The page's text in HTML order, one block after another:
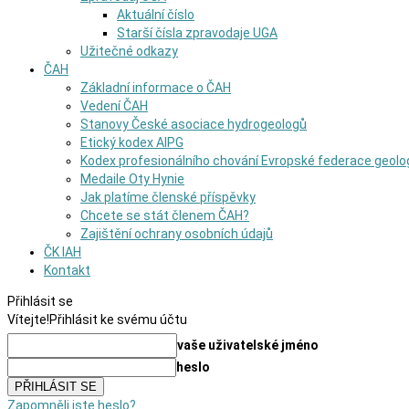
Aktuální číslo
Starší čísla zpravodaje UGA
Užitečné odkazy
ČAH
Základní informace o ČAH
Vedení ČAH
Stanovy České asociace hydrogeologů
Etický kodex AIPG
Kodex profesionálního chování Evropské federace
Medaile Oty Hynie
Jak platíme členské příspěvky
Chcete se stát členem ČAH?
Zajištění ochrany osobních údajů
ČK IAH
Kontakt
Přihlásit se
Vítejte!Přihlásit ke svému účtu
vaše uživatelské jméno
heslo
Zapomněli jste heslo?